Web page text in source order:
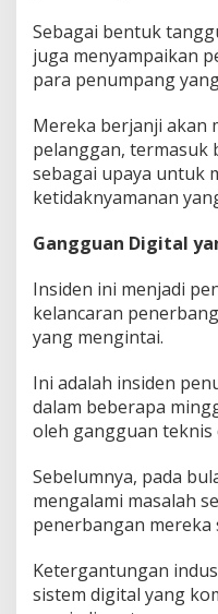
Sebagai bentuk
juga menyampaikan
para penumpang
Mereka berjanji akan
pelanggan, termasuk
sebagai upaya untuk
ketidaknyamanan
Gangguan Digital
Insiden ini menjadi
kelancaran
yang mengintai.
Ini adalah insiden
dalam beberapa
oleh gangguan teknis
Sebelumnya, pada
mengalami masalah
penerbangan mereka
Ketergantungan
sistem digital yang